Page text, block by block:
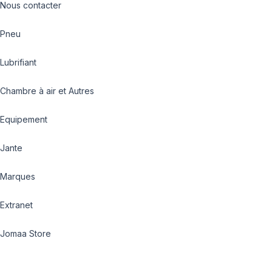
Nous contacter
Pneu
Lubrifiant
Chambre à air et Autres
Equipement
Jante
Marques
Extranet
Jomaa Store